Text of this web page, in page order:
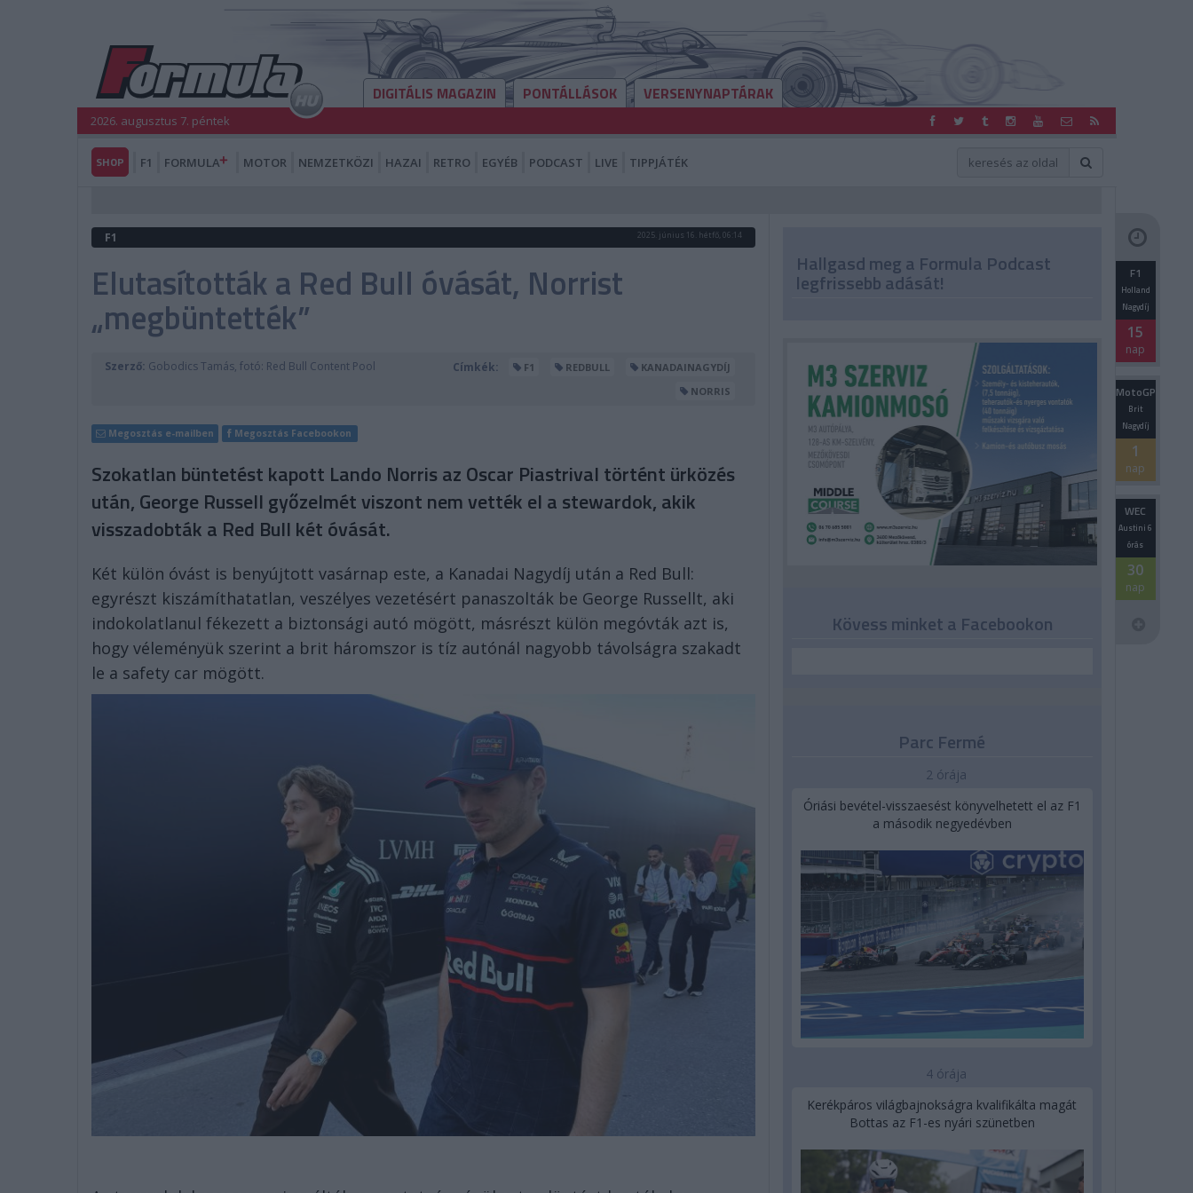
DIGITÁLIS MAGAZIN PONTÁLLÁSOK VERSENYNAPTÁRAK
2026. augusztus 7. péntek
SHOP F1 FORMULA MOTOR NEMZETKÖZI HAZAI RETRO EGYÉB PODCAST LIVE TIPPJÁTÉK
F1 2025. június 16. hétfő, 06:14
Elutasították a Red Bull óvását, Norrist
„megbüntették”
Szerző: Gobodics Tamás, fotó: Red Bull Content Pool Címkék: F1 REDBULL
KANADAINAGYDÍJ
NORRIS
Megosztás e-mailben Megosztás Facebookon
Szokatlan büntetést kapott Lando Norris az Oscar Piastrival történt ürközés
után, George Russell győzelmét viszont nem vették el a stewardok, akik
visszadobták a Red Bull két óvását.
Két külön óvást is benyújtott vasárnap este, a Kanadai Nagydíj után a Red Bull:
egyrészt kiszámíthatatlan, veszélyes vezetésért panaszolták be George Russellt, aki
indokolatlanul fékezett a biztonsági autó mögött, másrészt külön megóvták azt is,
hogy véleményük szerint a brit háromszor is tíz autónál nagyobb távolságra szakadt
le a safety car mögött.
Hallgasd meg a Formula Podcast
legfrissebb adását! F1
Holland
Nagydíj
15
nap
MotoGP
Brit
Nagydíj
1
nap
WEC
Austini 6
órás
30
nap
Kövess minket a Facebookon
Parc Fermé
2 órája
Óriási bevétel-visszaesést könyvelhetett el az F1
a második negyedévben
4 órája
Kerékpáros világbajnokságra kvalifikálta magát
Bottas az F1-es nyári szünetben